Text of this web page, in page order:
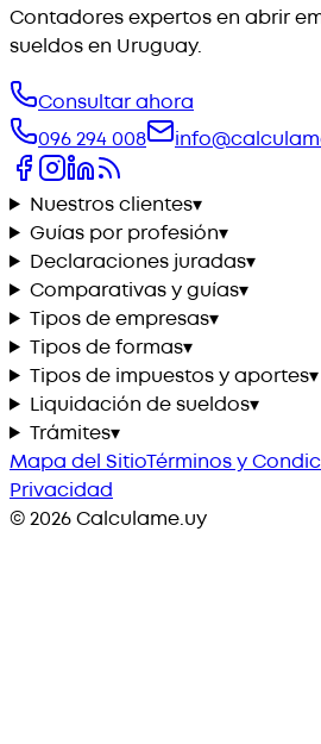
Contadores expertos en abrir
sueldos en Uruguay.
Consultar ahora
096 294 008
Nuestros clientes▾
Guías por profesión▾
Declaraciones juradas▾
Comparativas y guías▾
Tipos de empresas▾
Tipos de formas▾
Tipos de impuestos y aportes▾
Liquidación de sueldos▾
Trámites▾
Mapa del SitioTérminos y
Privacidad
©2026Calculame.uy